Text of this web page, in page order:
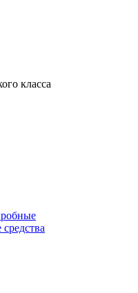
класса